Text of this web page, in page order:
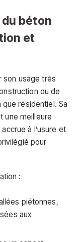
béton
et
son usage très
ou de
résidentiel. Sa
une meilleure
à l’usure et
pour
:
piétonnes,
aux